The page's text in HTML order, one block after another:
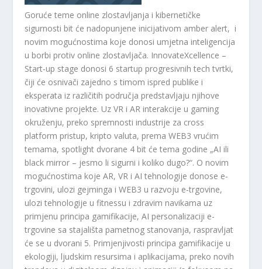
Goruće teme online zlostavljanja i kibernetičke
sigurnosti bit će nadopunjene inicijativom amber alert, i
novim mogućnostima koje donosi umjetna inteligencija
u borbi protiv online zlostavljača. InnovateXcellence –
Start-up stage donosi 6 startup progresivnih tech tvrtki,
čiji će osnivači zajedno s timom ispred publike i
eksperata iz različitih područja predstavljaju njihove
inovativne projekte. Uz VR i AR interakcije u gaming
okruženju, preko spremnosti industrije za cross
platform pristup, kripto valuta, prema WEB3 vrućim
temama, spotlight dvorane 4 bit će tema godine „AI ili
black mirror – jesmo li sigurni i koliko dugo?“. O novim
mogućnostima koje AR, VR i AI tehnologije donose e-
trgovini, ulozi gejminga i WEB3 u razvoju e-trgovine,
ulozi tehnologije u fitnessu i zdravim navikama uz
primjenu principa gamifikacije, AI personalizaciji e-
trgovine sa stajališta pametnog stanovanja, raspravljat
će se u dvorani 5. Primjenjivosti principa gamifikacije u
ekologiji, ljudskim resursima i aplikacijama, preko novih